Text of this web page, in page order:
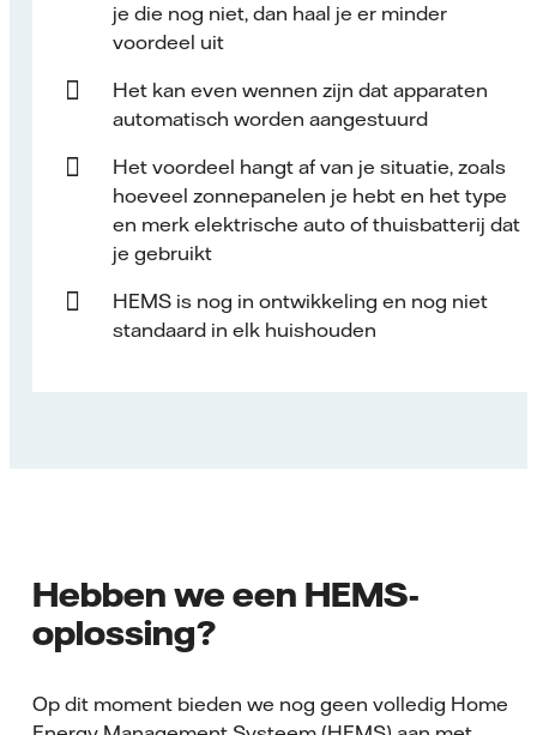
je die nog niet, dan haal je er minder
voordeel uit
Het kan even wennen zijn dat apparaten
automatisch worden aangestuurd
Het voordeel hangt af van je situatie, zoals
hoeveel zonnepanelen je hebt en het type
en merk elektrische auto of thuisbatterij dat
je gebruikt
HEMS is nog in ontwikkeling en nog niet
standaard in elk huishouden
Hebben we een HEMS-
oplossing?
Op dit moment bieden we nog geen volledig Home